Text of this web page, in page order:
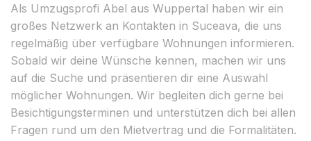
Als Umzugsprofi Abel aus Wuppertal haben wir ein
großes Netzwerk an Kontakten in Suceava, die uns
regelmäßig über verfügbare Wohnungen informieren.
Sobald wir deine Wünsche kennen, machen wir uns
auf die Suche und präsentieren dir eine Auswahl
möglicher Wohnungen. Wir begleiten dich gerne bei
Besichtigungsterminen und unterstützen dich bei allen
Fragen rund um den Mietvertrag und die Formalitäten.